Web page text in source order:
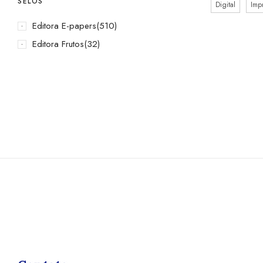
Editora E-papers(510)
Editora Frutos(32)
Digital